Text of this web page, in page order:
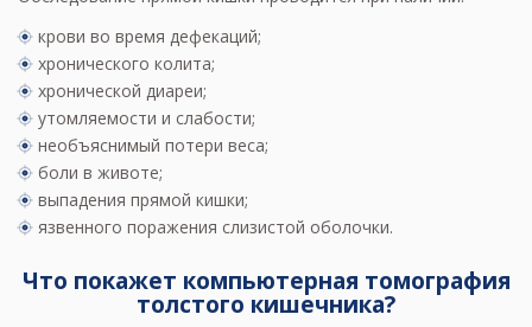
крови во время дефекаций;
хронического колита;
хронической диареи;
утомляемости и слабости;
необъяснимый потери веса;
боли в животе;
выпадения прямой кишки;
язвенного поражения слизистой оболочки.
Что покажет компьютерная томография
толстого кишечника?